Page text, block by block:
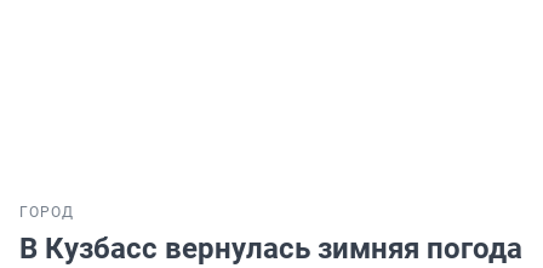
ГОРОД
В Кузбасс вернулась зимняя погода